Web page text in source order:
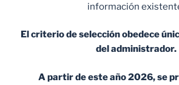
información
El criterio de selección obedece
del administrador.
A partir de este año 2026, se